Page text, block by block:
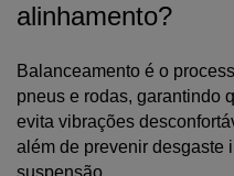
alinhamento?
Balanceamento é o
pneus e rodas, garantindo
evita vibrações
além de prevenir desgaste
suspensão.